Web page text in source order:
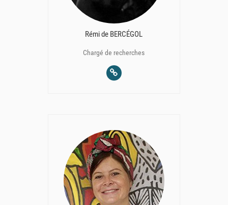
Rémi de BERCÉGOL
Chargé de recherches